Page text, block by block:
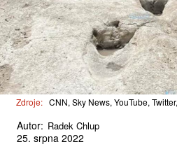
Zdroje: CNN, Sky News, YouTube,
Autor: Radek Chlup
25. srpna 2022